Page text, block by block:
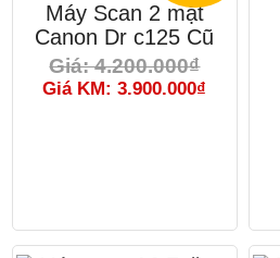
Máy Scan 2 mặt
Canon Dr c125 Cũ
Giá: 4.200.000₫
Giá KM: 3.900.000₫